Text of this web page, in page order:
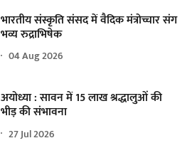
भारतीय संस्कृति संसद में वैदिक मंत्रोच्चार संग
भव्य रुद्राभिषेक
04 Aug 2026
अयोध्या : सावन में 15 लाख श्रद्धालुओं की
भीड़ की संभावना
27 Jul 2026